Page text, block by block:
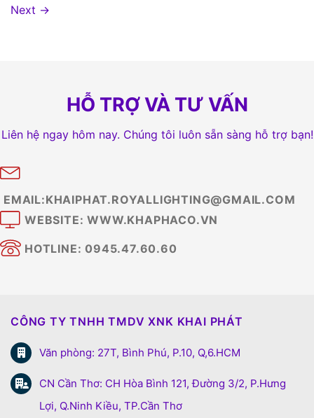
Next →
HỖ TRỢ VÀ TƯ VẤN
Liên hệ ngay hôm nay. Chúng tôi luôn sẵn sàng hỗ trợ bạn!
EMAIL:KHAIPHAT.ROYALLIGHTING@GMAIL.COM
WEBSITE: WWW.KHAPHACO.VN
HOTLINE: 0945.47.60.60
CÔNG TY TNHH TMDV XNK KHAI PHÁT
Văn phòng: 27T, Bình Phú, P.10, Q,6.HCM
CN Cần Thơ: CH Hòa Bình 121, Đường 3/2, P.Hưng
Lợi, Q.Ninh Kiều, TP.Cần Thơ